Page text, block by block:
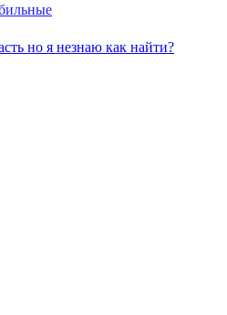
но я незнаю как найти?